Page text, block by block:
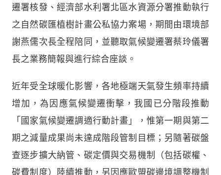
遷署核發、經濟部水利署北區水資源分署推動執行
之自然碳匯植樹計畫公私協力案場，期間由環境部
謝燕儒次長全程陪同，並聽取氣候變遷署蔡玲儀署
長之業務簡報與進行綜合座談。
近年受全球暖化影響，各地極端天氣發生頻率持續
增加，為因應氣候變遷衝擊，我國已分階段推動
「國家氣候變遷調適行動計畫」，惟第一期與第二
期之減量成果尚未達成階段管制目標；另隨著碳盤
查逐步擴大納管、碳定價與交易機制（包括碳權、
碳費制度）陸續推動，另因應歐盟碳邊境調整機制